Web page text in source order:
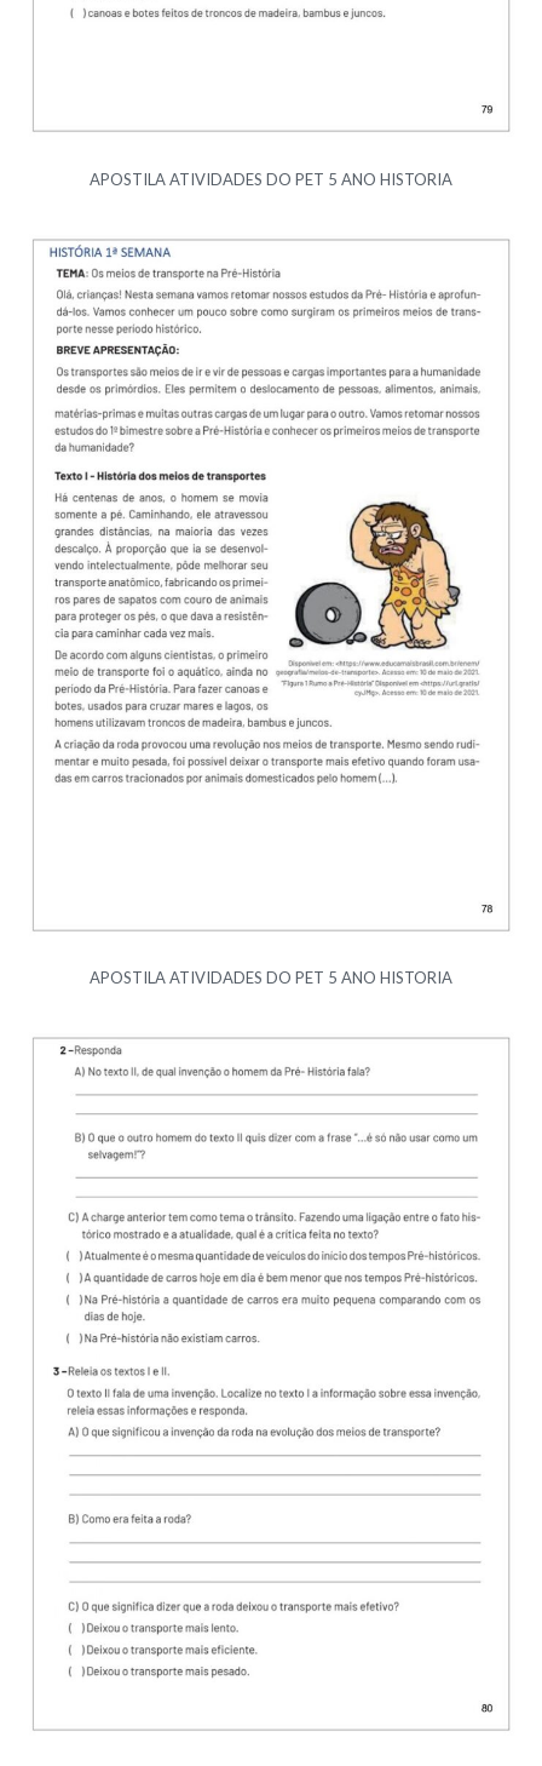
APOSTILA ATIVIDADES DO PET 5 ANO HISTORIA
APOSTILA ATIVIDADES DO PET 5 ANO HISTORIA